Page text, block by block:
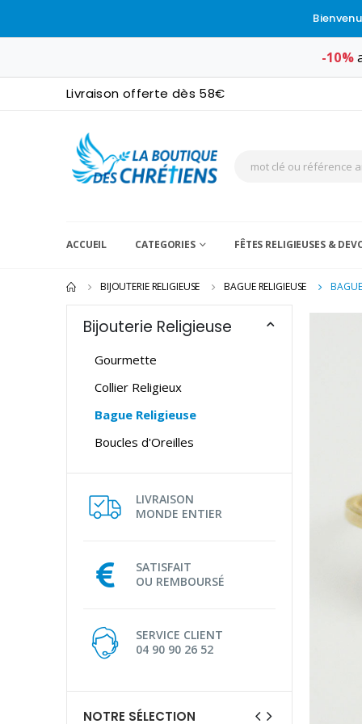
-10%
Livraison offerte dès 58€
ACCUEIL CATEGORIES FÊTES RELIGIEUSES &
BIJOUTERIE RELIGIEUSE BAGUE RELIGIEUSE
Bijouterie Religieuse
Gourmette
Collier Religieux
Bague Religieuse
Boucles d'Oreilles
LIVRAISON
MONDE ENTIER
SATISFAIT
OU REMBOURSÉ
SERVICE CLIENT
04 90 90 26 52
NOTRE SÉLECTION